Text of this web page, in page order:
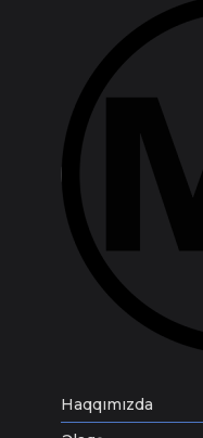
Haqqımızda